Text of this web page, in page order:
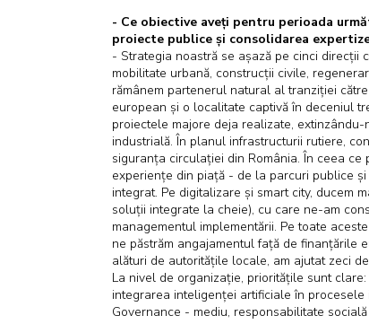
- Ce obiective aveți pentru perioada
proiecte publice și consolidarea
- Strategia noastră se așază pe cinci direcții
mobilitate urbană, construcții civile,
rămânem partenerul natural al tranziției
european și o localitate captivă în deceniul
proiectele majore deja realizate,
industrială. În planul infrastructurii rutiere,
siguranța circulației din România. În ceea
experiențe din piață - de la parcuri publice
integrat. Pe digitalizare și smart city, ducem
soluții integrate la cheie), cu care ne-am
managementul implementării. Pe toate
ne păstrăm angajamentul față de finanțările
alături de autoritățile locale, am ajutat zeci
La nivel de organizație, prioritățile sunt
integrarea inteligenței artificiale în
Governance - mediu, responsabilitate